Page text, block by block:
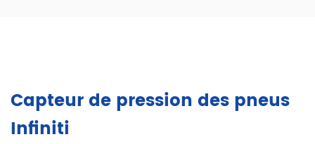
Capteur de pression des pneus
Infiniti